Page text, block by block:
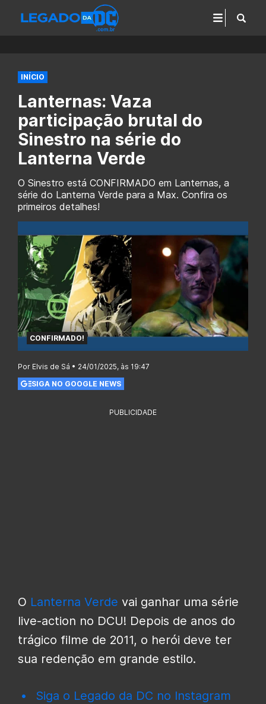
INÍCIO
Lanternas: Vaza
participação brutal do
Sinestro na série do
Lanterna Verde
O Sinestro está CONFIRMADO em Lanternas, a
série do Lanterna Verde para a Max. Confira os
primeiros detalhes!
CONFIRMADO!
Por Elvis de Sá • 24/01/2025, às 19:47
SIGA NO GOOGLE NEWS
PUBLICIDADE
O Lanterna Verde vai ganhar uma série
live-action no DCU! Depois de anos do
trágico filme de 2011, o herói deve ter
sua redenção em grande estilo.
Siga o Legado da DC no Instagram